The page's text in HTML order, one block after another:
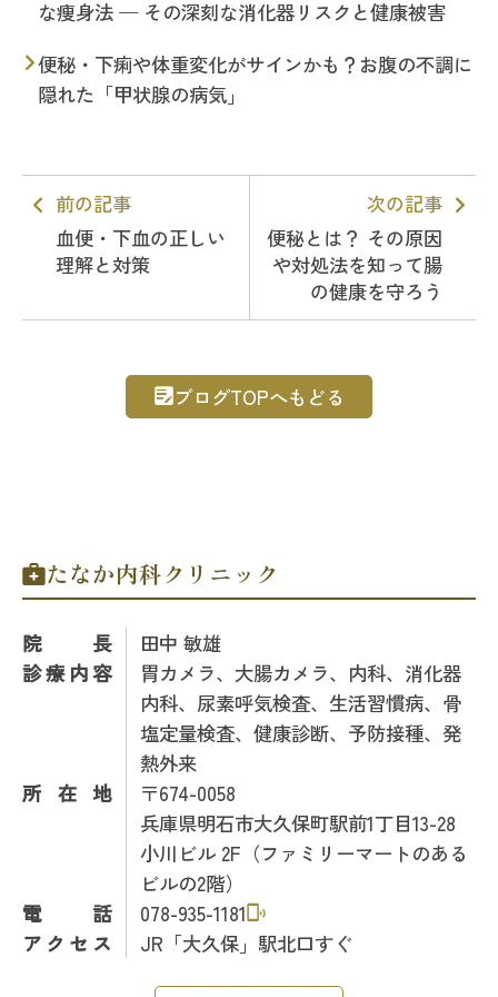
な痩身法 — その深刻な消化器リスクと健康被害
便秘・下痢や体重変化がサインかも？お腹の不調に
隠れた「甲状腺の病気」
前の記事
血便・下血の正しい
理解と対策
次の記事
便秘とは？ その原因
や対処法を知って腸
の健康を守ろう
ブログTOPへもどる
たなか内科クリニック
院長
田中 敏雄
診療内容
胃カメラ、大腸カメラ、内科、消化器
内科、尿素呼気検査、生活習慣病、骨
塩定量検査、健康診断、予防接種、発
熱外来
所在地
〒674-0058
兵庫県明石市大久保町駅前1丁目13-28
小川ビル 2F（ファミリーマートのある
ビルの2階）
電話
078-935-1181
アクセス
JR「大久保」駅北口すぐ